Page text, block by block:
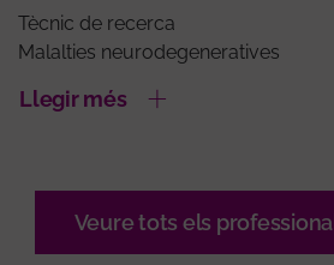
Tècnic de recerca
Malalties neurodegeneratives
Llegir més
Veure tots els